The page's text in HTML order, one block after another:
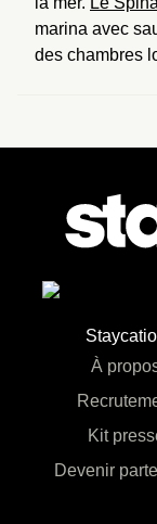
marina avec
des chambres
À
Kit
Devenir